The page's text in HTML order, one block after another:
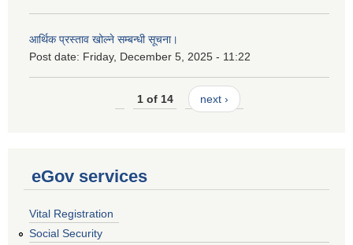
आर्थिक प्रस्ताव खोल्ने सम्बन्धी सूचना।
Post date: Friday, December 5, 2025 - 11:22
1 of 14 next ›
eGov services
Vital Registration
Social Security